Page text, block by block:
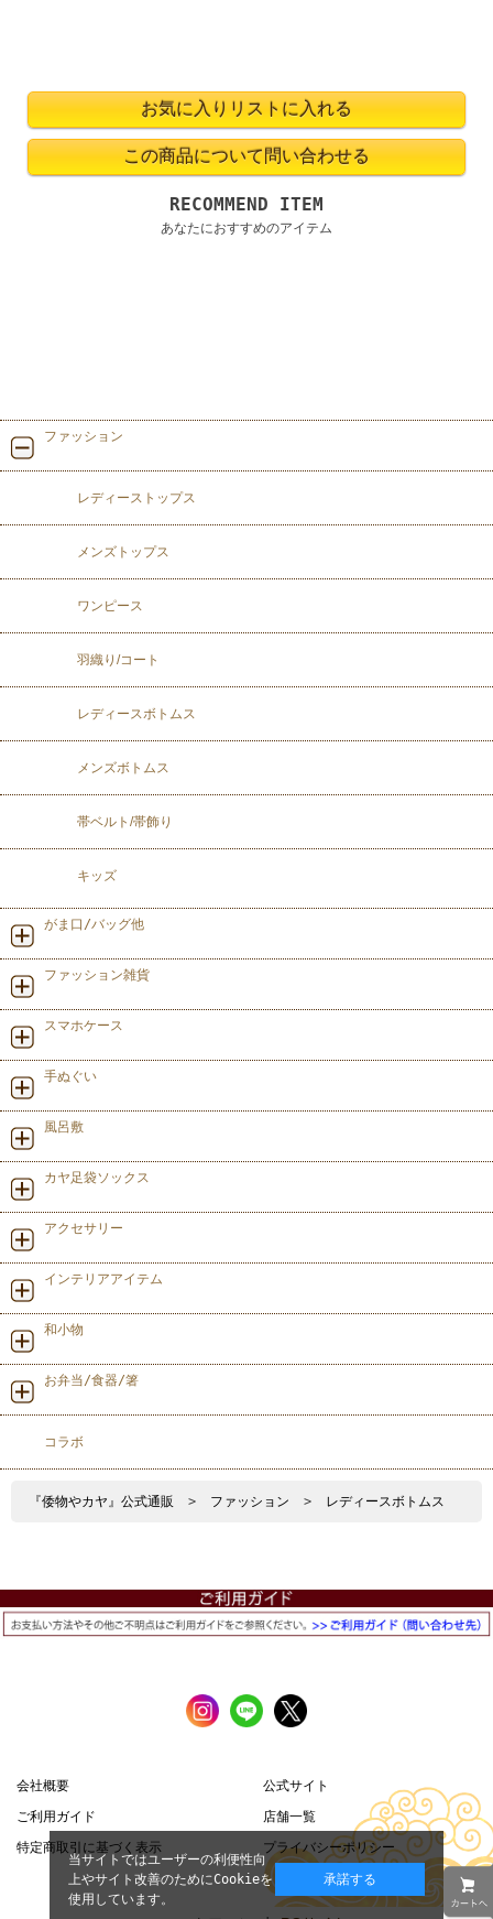
RECOMMEND ITEM
あなたにおすすめのアイテム
ファッション
レディーストップス
メンズトップス
ワンピース
羽織り/コート
レディースボトムス
メンズボトムス
帯ベルト/帯飾り
キッズ
がま口/バッグ他
ファッション雑貨
スマホケース
手ぬぐい
風呂敷
カヤ足袋ソックス
アクセサリー
インテリアアイテム
和小物
お弁当/食器/箸
コラボ
『倭物やカヤ』公式通販 > ファッション > レディースボトムス
会社概要
公式サイト
ご利用ガイド
店舗一覧
特定商取引に基づく表示
プライバシーポリシー
当サイトではユーザーの利便性向
上やサイト改善のためにCookieを
使用しています。
承諾する